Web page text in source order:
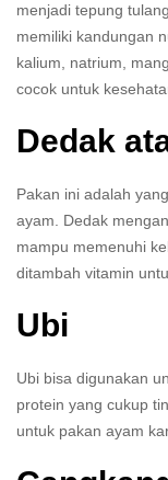
menjadi tepung
memiliki kandungan
kalium, natrium,
cocok untuk
Dedak
Pakan ini adalah
ayam. Dedak
mampu memenuhi
ditambah vitamin
Ubi
Ubi bisa digunakan
protein yang cukup
untuk pakan ayam